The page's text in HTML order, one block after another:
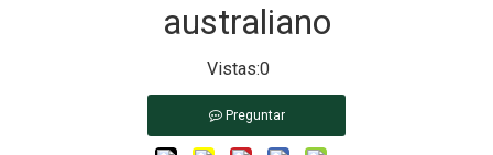
australiano
Vistas:0
Preguntar